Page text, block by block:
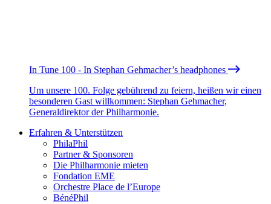
In Tune 100 - In Stephan Gehmacher’s headphones
Um unsere 100. Folge gebührend zu feiern, heißen wir einen
besonderen Gast willkommen: Stephan Gehmacher,
Generaldirektor der Philharmonie.
Erfahren & Unterstützen
PhilaPhil
Partner & Sponsoren
Die Philharmonie mieten
Fondation EME
Orchestre Place de l’Europe
BénéPhil